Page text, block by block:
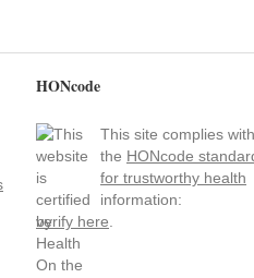
HONcode
This site complies with
the HONcode
for trustworthy health
information:
verify here